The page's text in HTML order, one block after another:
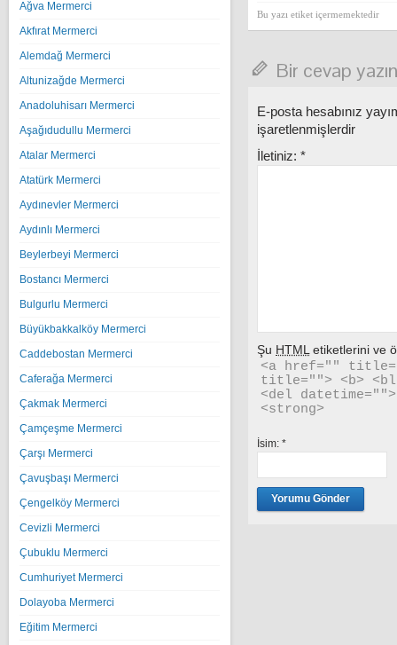
Ağva Mermerci
Akfırat Mermerci
Alemdağ Mermerci
Altunizağde Mermerci
Anadoluhisarı Mermerci
Aşağıdudullu Mermerci
Atalar Mermerci
Atatürk Mermerci
Aydınevler Mermerci
Aydınlı Mermerci
Beylerbeyi Mermerci
Bostancı Mermerci
Bulgurlu Mermerci
Büyükbakkalköy Mermerci
Caddebostan Mermerci
Caferağa Mermerci
Çakmak Mermerci
Çamçeşme Mermerci
Çarşı Mermerci
Çavuşbaşı Mermerci
Çengelköy Mermerci
Cevizli Mermerci
Çubuklu Mermerci
Cumhuriyet Mermerci
Dolayoba Mermerci
Eğitim Mermerci
Bu yazı etiket içermemektedir
Bir cevap yazın
E-posta hesabınız
işaretlenmişlerdir
İletiniz: *
Şu HTML etiketlerini ve
<a href=""
title=""> <b>
<del
<strong>
İsim: *